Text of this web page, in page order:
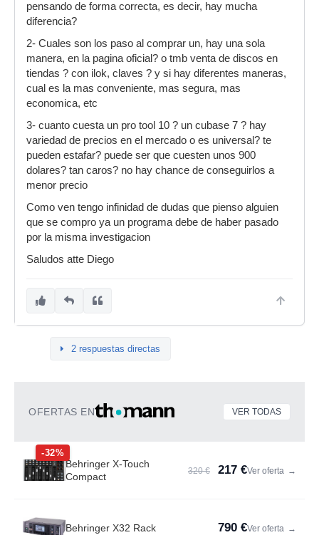
pensando de forma correcta, es decir, hay mucha
diferencia?
2- Cuales son los paso al comprar un, hay una sola
manera, en la pagina oficial? o tmb venta de discos en
tiendas ? con ilok, claves ? y si hay diferentes maneras,
cual es la mas conveniente, mas segura, mas
economica, etc
3- cuanto cuesta un pro tool 10 ? un cubase 7 ? hay
variedad de precios en el mercado o es universal? te
pueden estafar? puede ser que cuesten unos 900
dolares? tan caros? no hay chance de conseguirlos a
menor precio
Como ven tengo infinidad de dudas que pienso alguien
que se compro ya un programa debe de haber pasado
por la misma investigacion
Saludos atte Diego
2 respuestas directas
OFERTAS EN VER TODAS
-32%
Behringer X-Touch
Compact
320 € 217 €Ver oferta →
Behringer X32 Rack 790 €Ver oferta →